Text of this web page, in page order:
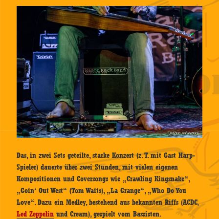
Das, in zwei Sets geteilte, starke Konzert (z. T. mit Gast Harp-
Spieler) dauerte über zwei Stunden, mit vielen eigenen
Kompositionen und Coversongs wie „Crawling Kingsnake“,
„Goin‘ Out West“ (Tom Waits), „La Grange“, „Who Do You
Love“. Dazu ein Medley, bestehend aus bekannten Riffs (ACDC,
Led Zeppelin und Cream), gespielt vom Bassisten.